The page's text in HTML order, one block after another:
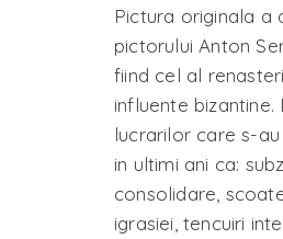
Pictura originala a
pictorului Anton
fiind cel al
influente
lucrarilor care s-
in ultimi ani ca:
consolidare,
igrasiei, tencuiri